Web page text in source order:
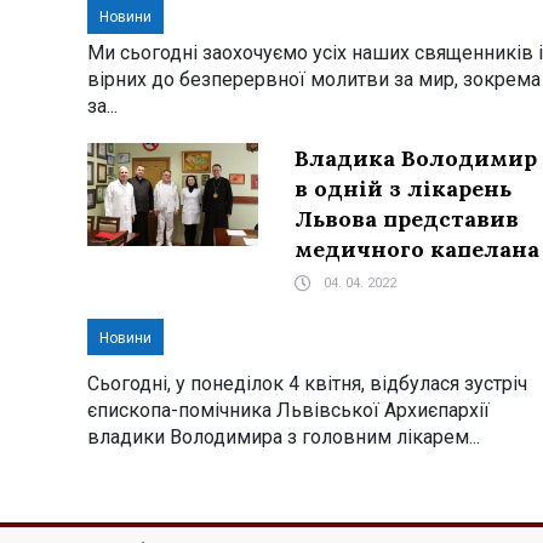
Новини
Ми сьогодні заохочуємо усіх наших священників і
вірних до безперервної молитви за мир, зокрема
за...
Владика Володимир
в одній з лікарень
Львова представив
медичного капелана
04. 04. 2022
Новини
Сьогодні, у понеділок 4 квітня, відбулася зустріч
єпископа-помічника Львівської Архиєпархії
владики Володимира з головним лікарем...